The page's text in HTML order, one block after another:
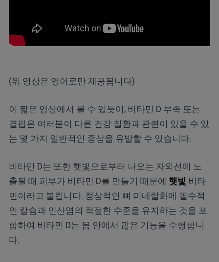
(위 영상은 영어로만 제공됩니다)
이 짧은 영상에서 볼 수 있듯이, 비타민 D 부족 또는
결핍은 여러분이 다른 건강 질환과 관련이 있을 수 있
는 몇 가지 일반적인 증상을 유발할 수 있습니다.
비타민 D는 또한 햇빛으로부터 나오는 자외선에 노
출될 때 피부가 비타민 D를 만들기 때문에 햇빛 비타
민이라고 불립니다. 정상적인 뼈 미네랄화에 필수적
인 칼슘과 인산염의 적절한 수준을 유지하는 것을 포
함하여 비타민 D는 몸 안에서 많은 기능을 수행합니
다.